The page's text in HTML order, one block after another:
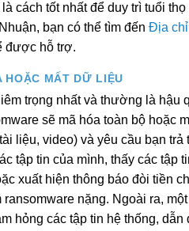
cách tốt nhất để duy trì tuổi
bạn có thể tìm đến Địa chỉ
được hỗ trợ.
HOẶC MẤT DỮ LIỆU
trọng nhất và thường là hậu
sẽ mã hóa toàn bộ hoặc
liệu, video) và yêu cầu bạn
tập tin của mình, thấy các tập
xuất hiện thông báo đòi tiền
nặng. Ngoài ra,
hỏng các tập tin hệ thống,